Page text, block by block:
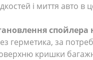
і миття авто в
спойлера
герметика, за
кришки